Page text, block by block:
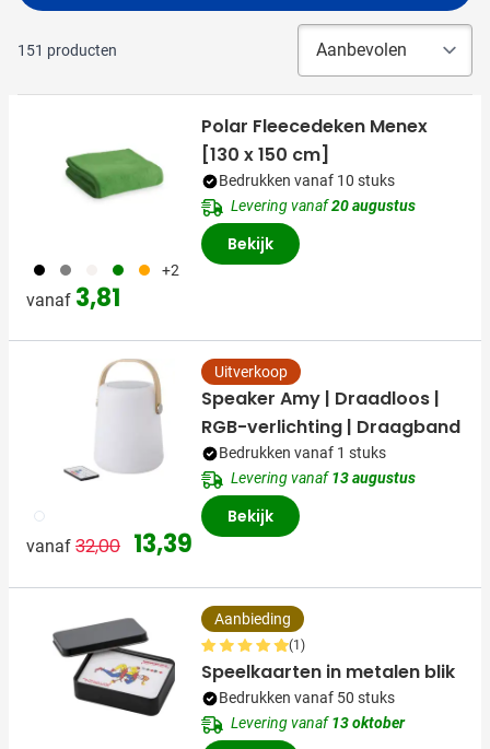
151 producten
001 003 004 007 +2
vanaf 3,81
Polar Fleecedeken Menex
[130 x 150 cm]
Bedrukken vanaf 10 stuks
Levering vanaf20 augustus
Bekijk
002
vanaf Normale prijs
32,00 Speciale prijs
13,39
Uitverkoop
Speaker Amy | Draadloos |
RGB-verlichting | Draagband
Bedrukken vanaf 1 stuks
Levering vanaf13 augustus
Bekijk
Aanbieding
(1)
Speelkaarten in metalen blik
Bedrukken vanaf 50 stuks
Levering vanaf13 oktober